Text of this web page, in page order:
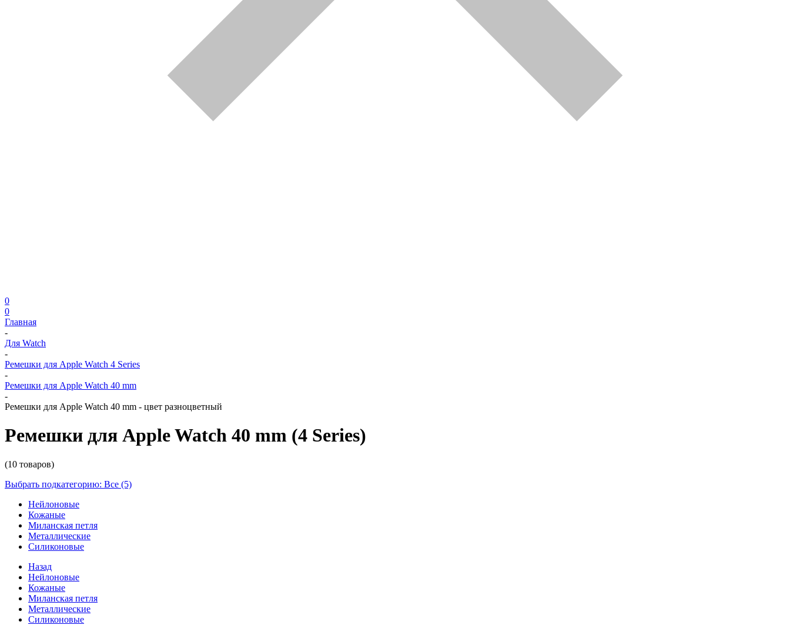
0
0
Главная
-
Для Watch
-
Ремешки для Apple Watch 4 Series
-
Ремешки для Apple Watch 40 mm
-
Ремешки для Apple Watch 40 mm - цвет разноцветный
Ремешки для Apple Watch 40 mm (4 Series)
(10 товаров)
Выбрать подкатегорию: Все (5)
Нейлоновые
Кожаные
Миланская петля
Металлические
Силиконовые
Назад
Нейлоновые
Кожаные
Миланская петля
Металлические
Силиконовые